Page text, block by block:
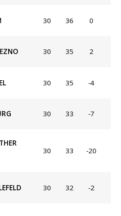
30 36 0
30 35 2
30 35 -4
30 33 -7
30 33 -20
30 32 -2